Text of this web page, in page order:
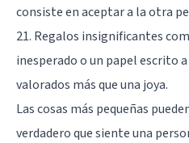
consiste en aceptar a la otra
21. Regalos insignificantes
inesperado o un papel escrito
valorados más que una joya.
Las cosas más pequeñas
verdadero que siente una